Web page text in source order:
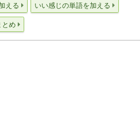
える いい感じの単語を加える
とめ